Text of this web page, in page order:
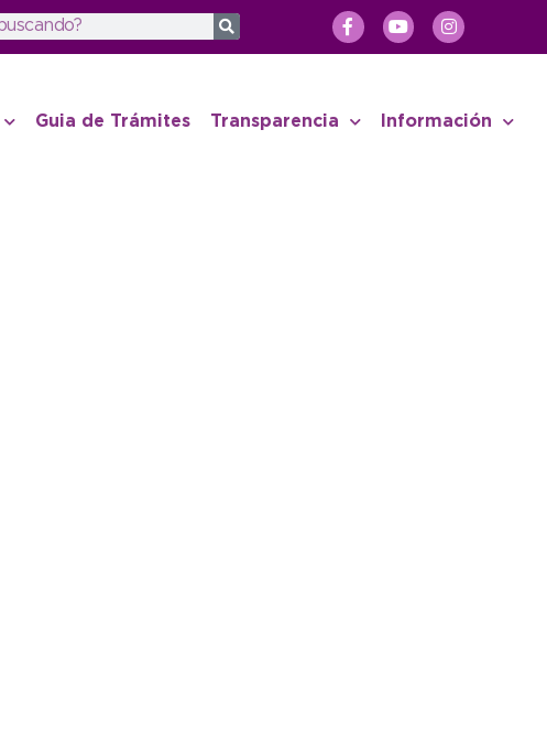
Guia de Trámites Transparencia Información